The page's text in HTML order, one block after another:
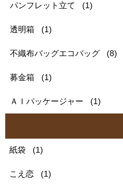
パンフレット立て (1)
透明箱 (1)
不織布バッグエコバッグ (8)
募金箱 (1)
ＡＩパッケージャー (1)
紙袋 (1)
こえ恋 (1)